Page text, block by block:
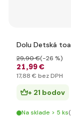
Dolu Detská
21,99 €
29,90 €(-26 %)
17,88 € bez DPH
+ 21 bodov
Na sklade > 5 ks